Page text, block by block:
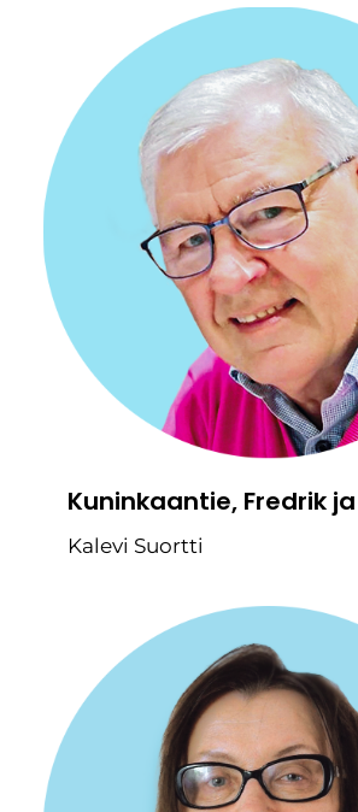
Kuninkaantie, Fredrik
Kalevi Suortti